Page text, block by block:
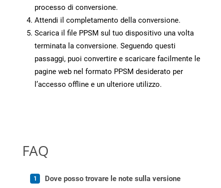
processo di conversione.
Attendi il completamento della conversione.
Scarica il file PPSM sul tuo dispositivo una volta
terminata la conversione. Seguendo questi
passaggi, puoi convertire e scaricare facilmente le
pagine web nel formato PPSM desiderato per
l’accesso offline e un ulteriore utilizzo.
FAQ
Dove posso trovare le note sulla versione